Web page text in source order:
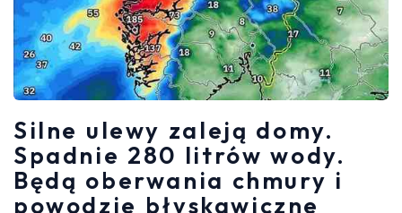
Silne ulewy zaleją domy.
Spadnie 280 litrów wody.
Będą oberwania chmury i
powodzie błyskawiczne